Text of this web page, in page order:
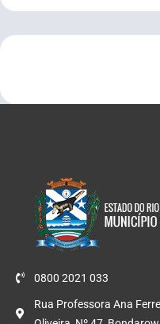
0800 2021 033
Rua Professora Ana